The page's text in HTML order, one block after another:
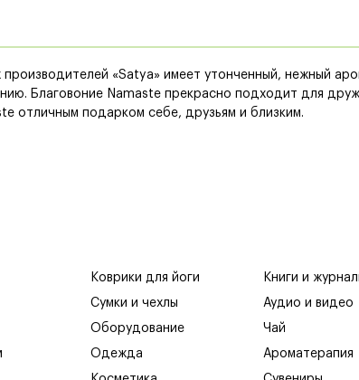
«Satya» имеет утонченный, нежный
Благовоние Namaste прекрасно подходит для
отличным подарком себе, друзьям и близким.
Коврики для йоги
Сумки и чехлы
Оборудование
Одежда
Книги и
Аудио и видео
Чай
Ароматерапия